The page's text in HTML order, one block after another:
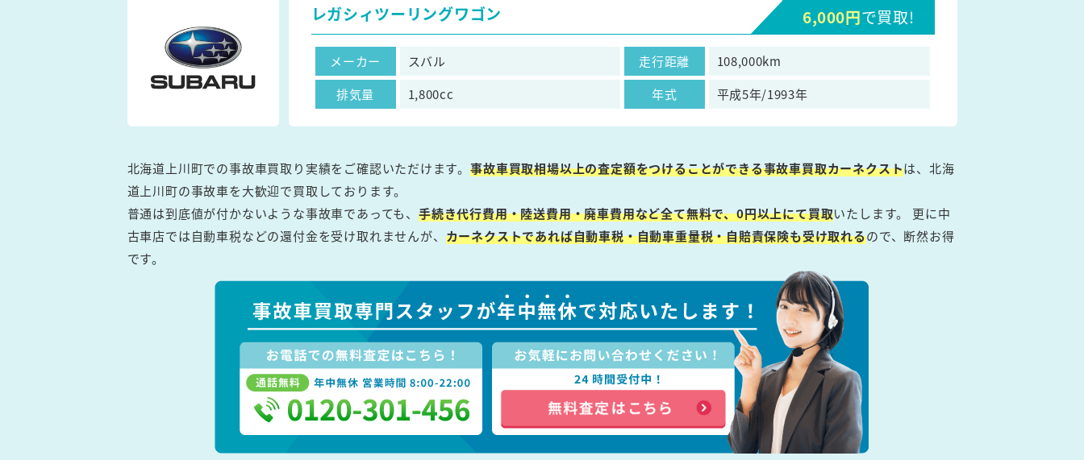
レガシィツーリングワゴン 6,000円で買取!
メーカー スバル 走行距離
108,000km
排気量
1,800cc 年式 平成5年/1993年
北海道上川町での事故車買取り実績をご確認いただけます。事故車買取相場以上の査定額をつけることができる事故車買取カーネクストは、北海
道上川町の事故車を大歓迎で買取しております。
普通は到底値が付かないような事故車であっても、 手続き代行費用・陸送費用・廃車費用など全て無料で、0円以上にて買取いたします。 更に中
古車店では自動車税などの還付金を受け取れませんが、 カーネクストであれば自動車税・自動車重量税・自賠責保険も受け取れるので、断然お得
です。